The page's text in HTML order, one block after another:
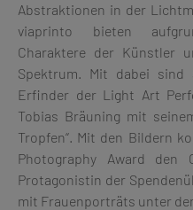
Abstraktionen in der
viaprinto bieten
Charaktere der Künstler
Spektrum. Mit dabei sind
Erfinder der Light Art
Tobias Bräuning mit
Tropfen“. Mit den Bildern
Photography Award den
Protagonistin der
mit Frauenporträts unter